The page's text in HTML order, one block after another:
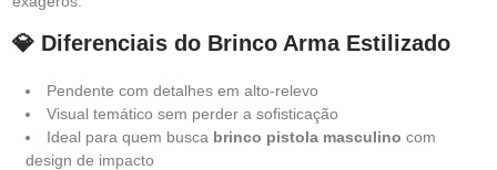
💎 Diferenciais do Brinco Arma Estilizado
Pendente com detalhes em alto-relevo
Visual temático sem perder a sofisticação
Ideal para quem busca brinco pistola masculino com
design de impacto